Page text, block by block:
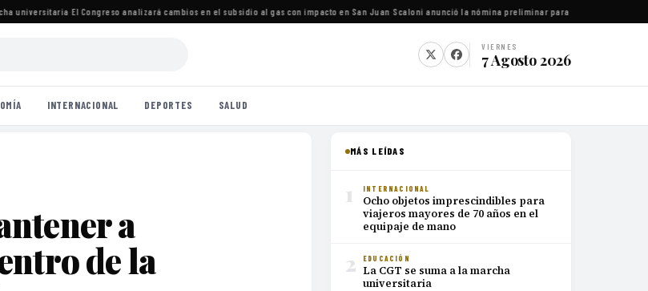
universitaria·El Congreso analizará cambios en el subsidio al gas con impacto en San Juan·Scaloni anunció la nómina preliminar para el Mundial 2026
VIERNES
7 Agosto 2026
INTERNACIONAL DEPORTES SALUD
a
de la
MÁS LEÍDAS
1 INTERNACIONAL
Ocho objetos imprescindibles para
viajeros mayores de 70 años en el
equipaje de mano
2 EDUCACIÓN
La CGT se suma a la marcha
universitaria